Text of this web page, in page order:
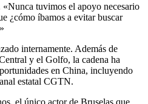
tuvimos el apoyo necesario
¿cómo íbamos a evitar buscar
internamente. Además de
y el Golfo, la cadena ha
en China, incluyendo
estatal CGTN.
el único actor de Bruselas que